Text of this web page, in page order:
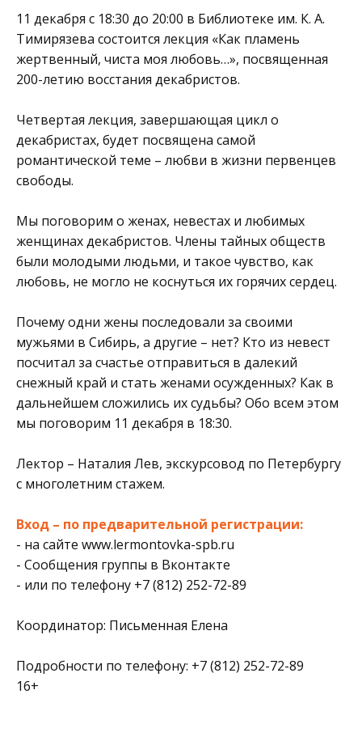
11 декабря с 18:30 до 20:00 в Библиотеке им. К. А.
Тимирязева состоится лекция «Как пламень
жертвенный, чиста моя любовь…», посвященная
200-летию восстания декабристов.
Четвертая лекция, завершающая цикл о
декабристах, будет посвящена самой
романтической теме – любви в жизни первенцев
свободы.
Мы поговорим о женах, невестах и любимых
женщинах декабристов. Члены тайных обществ
были молодыми людьми, и такое чувство, как
любовь, не могло не коснуться их горячих сердец.
Почему одни жены последовали за своими
мужьями в Сибирь, а другие – нет? Кто из невест
посчитал за счастье отправиться в далекий
снежный край и стать женами осужденных? Как в
дальнейшем сложились их судьбы? Обо всем этом
мы поговорим 11 декабря в 18:30.
Лектор – Наталия Лев, экскурсовод по Петербургу
с многолетним стажем.
Вход – по предварительной регистрации:
- на сайте www.lermontovka-spb.ru
- Сообщения группы в Вконтакте
- или по телефону +7 (812) 252-72-89
Координатор: Письменная Елена
Подробности по телефону: +7 (812) 252-72-89
16+